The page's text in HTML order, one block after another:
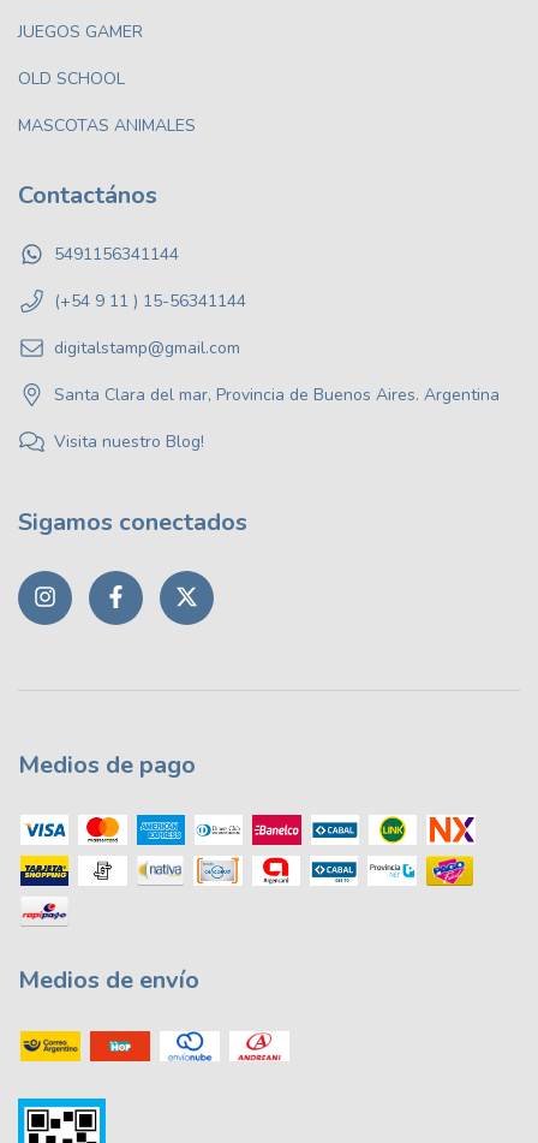
JUEGOS GAMER
OLD SCHOOL
MASCOTAS ANIMALES
Contactános
5491156341144
(+54 9 11 ) 15-56341144
digitalstamp@gmail.com
Santa Clara del mar, Provincia de Buenos Aires. Argentina
Visita nuestro Blog!
Sigamos conectados
Medios de pago
Medios de envío